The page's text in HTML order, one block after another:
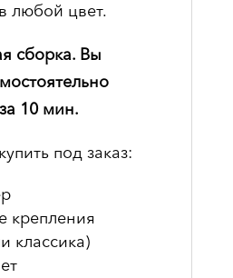
любой цвет.
сборка. Вы
10 мин.
под заказ:
крепления
классика)